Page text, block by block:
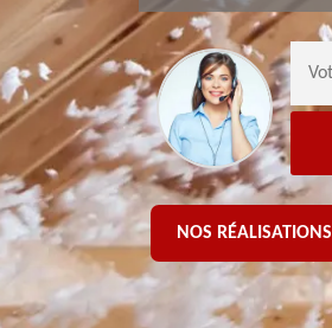
NOS RÉALISATIONS